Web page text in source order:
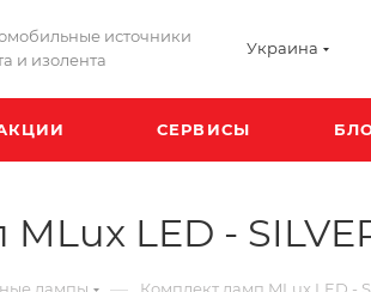
источники
и изолента
Украина
СЕРВИСЫ
LED -